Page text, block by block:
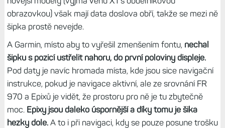
obrazovkou) však mají data doslova obří, takže se mezi ně
šipka prostě nevejde.
A Garmin, místo aby to vyřešil zmenšením fontu, nechal
šipku s pozicí ustřelit nahoru, do první poloviny displeje.
Pod daty je navíc hromada místa, kde jsou sice navigační
instrukce, pokud je navigace aktivní, ale ze srovnání FR
970 a Epixů je vidět, že prostoru pro ně je tu zbytečně
moc. Epixy jsou daleko úspornější a díky tomu je šika
hezky dole.A to i při navigaci, kdy se pouze posune trošku